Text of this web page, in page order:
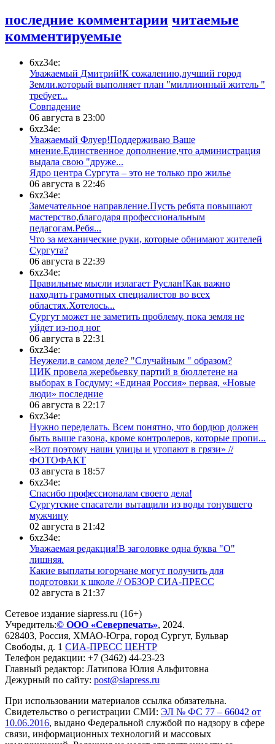
последние комментарии читаемые
комментируемые
6xz34e:
Уважаемый Дмитрий!К сожалению,лучший город
Земли.который выполняет план "миллионный житель "
требует...
​Совпадение
06 августа в 23:00
6xz34e:
Уважаемый Флуер!Поддерживаю Ваше
мнение.Единственное дополнение,что администрация
выдала свою "друже...
​Ядро центра Сургута ‒ это не только про жилье
06 августа в 22:46
6xz34e:
Замечательное направление.Пусть ребята повышают
мастерство,благодаря профессиональным
педагогам.Ребя...
​Что за механические руки, которые обнимают жителей
Сургута?
06 августа в 22:39
6xz34e:
Правильные мысли излагает Руслан!Как важно
находить грамотных специалистов во всех
областях.Хотелось...
Сургут может не заметить проблему, пока земля не
уйдет из-под ног
06 августа в 22:31
6xz34e:
Неужели,в самом деле? "Случайным " образом?
ЦИК провела жеребьевку партий в бюллетене на
выборах в Госдуму: «Единая Россия» первая, «Новые
люди» последние
06 августа в 22:17
6xz34e:
Нужно переделать. Всем понятно, что бордюр должен
быть выше газона, кроме контролеров, которые пропи...
«Вот поэтому наши улицы и утопают в грязи» //
ФОТОФАКТ
03 августа в 18:57
6xz34e:
Спасибо профессионалам своего дела!
Сургутские спасатели вытащили из воды тонувшего
мужчину
02 августа в 21:42
6xz34e:
Уважаемая редакция!В заголовке одна буква "О"
лишняя.
Какие выплаты югорчане могут получить для
подготовки к школе // ОБЗОР СИА-ПРЕСС
02 августа в 21:37
Сетевое издание siapress.ru (16+)
Учредитель:© ООО «Северпечать», 2024.
628403, Россия, ХМАО-Югра, город Сургут, Бульвар
Свободы, д. 1 СИА-ПРЕСС ЦЕНТР
Телефон редакции: +7 (3462) 44-23-23
Главный редактор: Латипова Юлия Альфитовна
Дежурный по сайту: post@siapress.ru
При использовании материалов ссылка обязательна.
Свидетельство о регистрации СМИ: ЭЛ № ФС 77 – 66042 от
10.06.2016, выдано Федеральной службой по надзору в сфере
связи, информационных технологий и массовых